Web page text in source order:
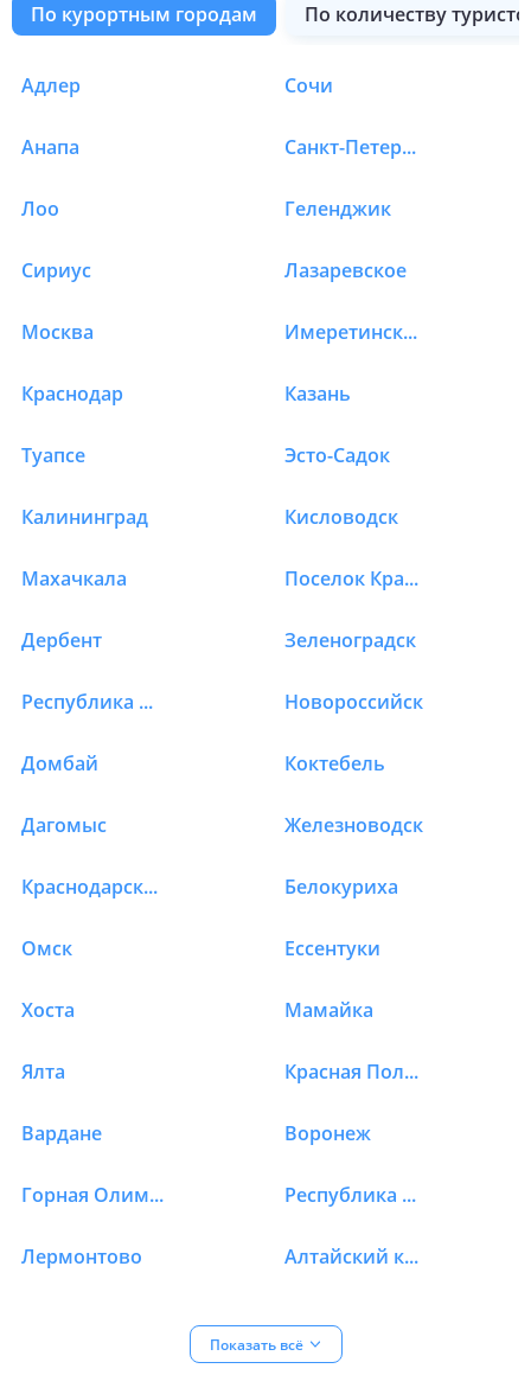
по курортным городам по количеству
Отели в России в
Адлер Сочи
Анапа Санкт-Петербург
Лоо Геленджик
Сириус Лазаревское
Москва Имеретинская Бухта
Краснодар Казань
Туапсе Эсто-Садок
Калининград Кисловодск
Махачкала Поселок Красная Поляна
Дербент Зеленоградск
Республика Алтай Новороссийск
Домбай Коктебель
Дагомыс Железноводск
Краснодарский край Белокуриха
Омск Ессентуки
Хоста Мамайка
Ялта Красная Поляна 960
Вардане Воронеж
Горная Олимпийская деревня Республика Дагестан
Лермонтово Алтайский край
Показатьвсё